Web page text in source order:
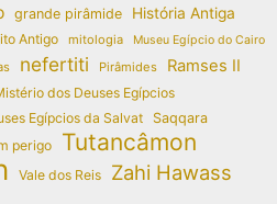
grande pirâmide
História Antiga
Antigo mitologia Museu Egípcio do Cairo
nefertiti Pirâmides Ramses II
dos Deuses Egípcios
Egípcios da Salvat
Saqqara
perigo
Tutancâmon
Vale dos Reis Zahi Hawass